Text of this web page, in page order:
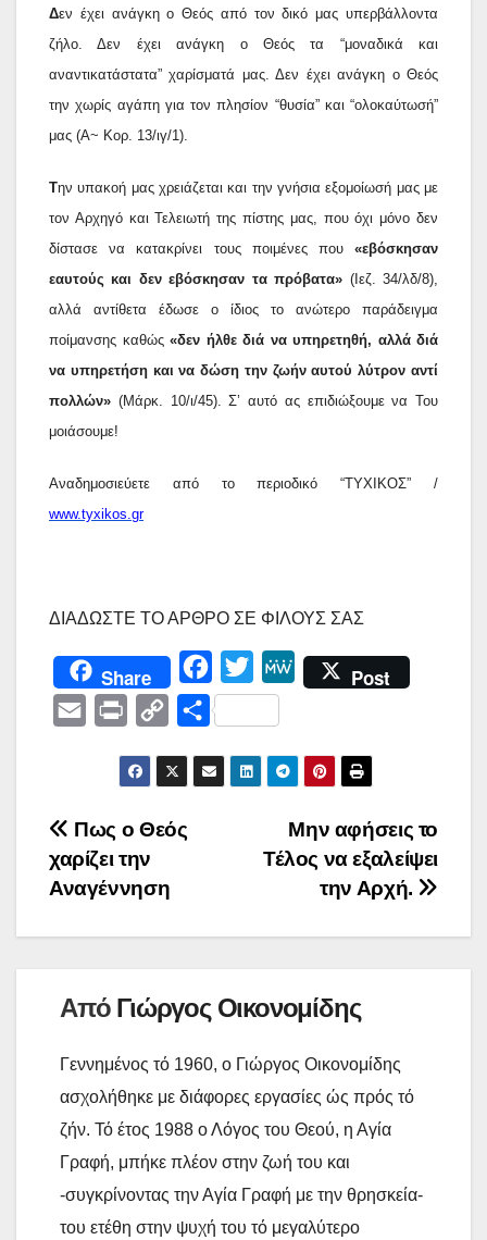
Δεν έχει ανάγκη ο Θεός από τον δικό μας υπερβάλλοντα
ζήλο. Δεν έχει ανάγκη ο Θεός τα “μοναδικά και
αναντικατάστατα” χαρίσματά μας. Δεν έχει ανάγκη ο Θεός
την χωρίς αγάπη για τον πλησίον “θυσία” και “ολοκαύτωσή”
μας (Α~ Κορ. 13/ιγ/1).
Την υπακοή μας χρειάζεται και την γνήσια εξομοίωσή μας με
τον Αρχηγό και Τελειωτή της πίστης μας, που όχι μόνο δεν
δίστασε να κατακρίνει τους ποιμένες που «εβόσκησαν
εαυτούς και δεν εβόσκησαν τα πρόβατα» (Ιεζ. 34/λδ/8),
αλλά αντίθετα έδωσε ο ίδιος το ανώτερο παράδειγμα
ποίμανσης καθώς «δεν ήλθε διά να υπηρετηθή, αλλά διά
να υπηρετήση και να δώση την ζωήν αυτού λύτρον αντί
πολλών» (Μάρκ. 10/ι/45). Σ’ αυτό ας επιδιώξουμε να Του
μοιάσουμε!
Αναδημοσιεύετε από το περιοδικό “ΤΥΧΙΚΟΣ” /
www.tyxikos.gr
ΔΙΑΔΩΣΤΕ ΤΟ ΑΡΘΡΟ ΣΕ ΦΙΛΟΥΣ ΣΑΣ
Share
a
c
e
w
i
M
e
Post
l
i
t
p
L
n
k
Μ
ι
ε
τ
Πλοήγηση
άρθρων
Μην αφήσεις το
Τέλος να εξαλείψει
την Αρχή.
Πως ο Θεός
χαρίζει την
Αναγέννηση
Από Γιώργος Οικονομίδης
Γεννημένος τό 1960, ο Γιώργος Οικονομίδης
ασχολήθηκε με διάφορες εργασίες ώς πρός τό
ζήν. Τό έτος 1988 ο Λόγος του Θεού, η Αγία
Γραφή, μπήκε πλέον στην ζωή του και
-συγκρίνοντας την Αγία Γραφή με την θρησκεία-
του ετέθη στην ψυχή του τό μεγαλύτερο